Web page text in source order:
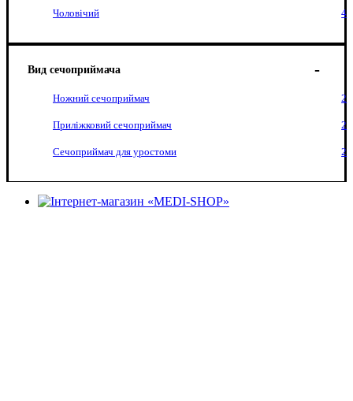
Чоловічий 4
Вид сечоприймача
Ножний сечоприймач 2
Приліжковий сечоприймач 2
Сечоприймач для уростоми 2